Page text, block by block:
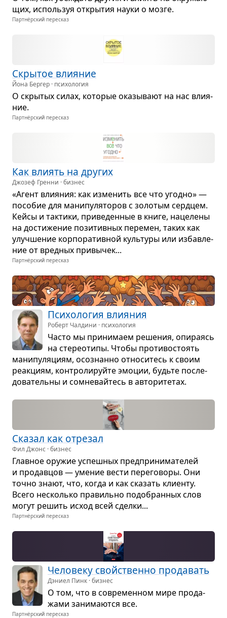
щих, исполь­зуя откры­тия науки о мозге.
Партнёрский пересказ
Скры­тое вли­я­ние
Йона Бергер · психология
О скры­тых силах, кото­рые ока­зы­вают на нас вли­я­
ние.
Партнёрский пересказ
Как вли­ять на дру­гих
Джозеф Гренни · бизнес
«Агент вли­я­ния: как изме­нить все что угодно» —
посо­бие для мани­пу­ля­то­ров с золо­тым серд­цем.
Кейсы и так­тики, при­ве­ден­ные в книге, наце­лены
на дости­же­ние пози­тив­ных пере­мен, таких как
улуч­ше­ние кор­по­ра­тив­ной куль­туры или избав­ле­
ние от вред­ных при­вы­чек...
Партнёрский пересказ
Пси­хо­ло­гия вли­я­ния
Роберт Чалдини · психология
Часто мы при­ни­маем реше­ния, опи­ра­ясь
на сте­рео­типы. Чтобы про­ти­во­сто­ять
мани­пу­ля­циям, осо­знанно отно­си­тесь к своим
реак­циям, кон­тро­ли­руйте эмо­ции, будьте после­
до­ва­тельны и сомне­вайтесь в авто­ри­те­тах.
Ска­зал как отре­зал
Фил Джонс · бизнес
Глав­ное ору­жие успеш­ных пред­при­ни­ма­те­лей
и про­дав­цов — уме­ние вести пере­го­воры. Они
точно знают, что, когда и как ска­зать кли­енту.
Всего несколько пра­вильно подо­бран­ных слов
могут решить исход всей сделки...
Партнёрский пересказ
Чело­веку свойственно про­да­вать
Дэниел Пинк · бизнес
О том, что в совре­мен­ном мире про­да­
жами зани­ма­ются все.
Партнёрский пересказ